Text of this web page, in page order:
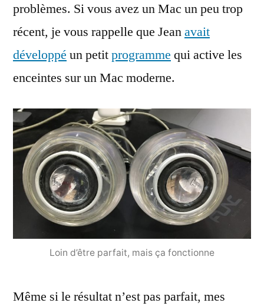
problèmes. Si vous avez un Mac un peu trop
récent, je vous rappelle que Jeanavait
développé un petitprogramme qui active les
enceintes sur un Mac moderne.
Loin d’être parfait, mais ça fonctionne
Même si le résultat n’est pas parfait, mes